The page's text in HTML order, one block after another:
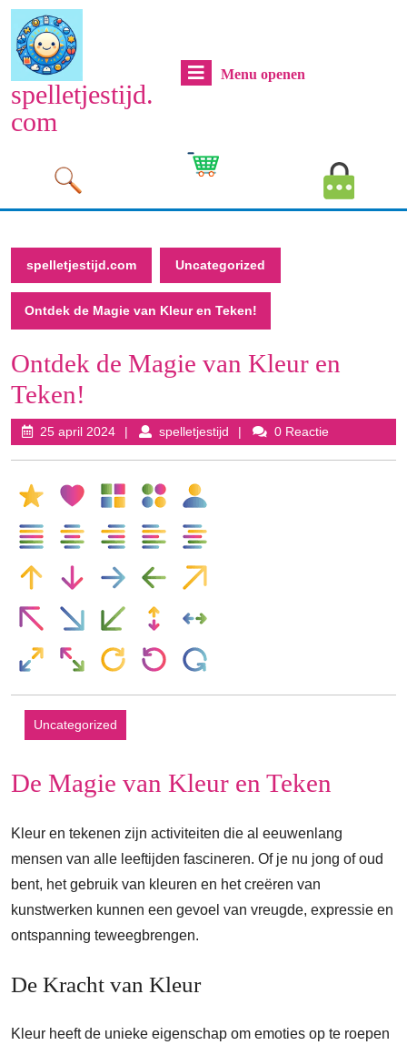
Naar
inhoud
gaan
spelletjestijd.
com
Menu openenMenu
Cart
spelletjestijd.com Uncategorized
Ontdek de Magie van Kleur en Teken!
Ontdek de Magie van Kleur en
Teken!
25 april 202425
april
spelletjestijd spelletjestijd0 Reactie
Uncategorized
De Magie van Kleur en Teken
Kleur en tekenen zijn activiteiten die al eeuwenlang
mensen van alle leeftijden fascineren. Of je nu jong of oud
bent, het gebruik van kleuren en het creëren van
kunstwerken kunnen een gevoel van vreugde, expressie en
ontspanning teweegbrengen.
De Kracht van Kleur
Kleur heeft de unieke eigenschap om emoties op te roepen